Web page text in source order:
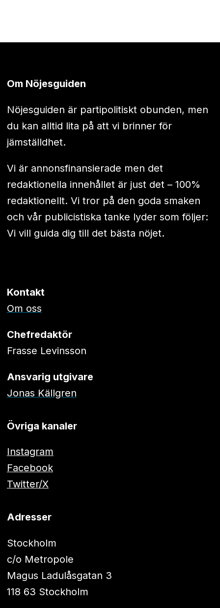
Om Nöjesguiden
Nöjesguiden är partipolitiskt obunden, men
du kan alltid lita på att vi brinner för
jämställdhet.
Vi är annonsfinansierade men det
redaktionella innehållet är just det – 100%
redaktionellt. Vi tror på den goda smaken
och vår publicistiska tanke lyder som följer:
Vi vill guida dig till det bästa nöjet.
Kontakt
Om oss
Chefredaktör
Frasse Levinsson
Ansvarig utgivare
Jonas Källgren
Övriga kanaler
Instagram
Facebook
Twitter/X
Adresser
Stockholm
c/o Metropole
Magus Ladulåsgatan 3
118 63 Stockholm